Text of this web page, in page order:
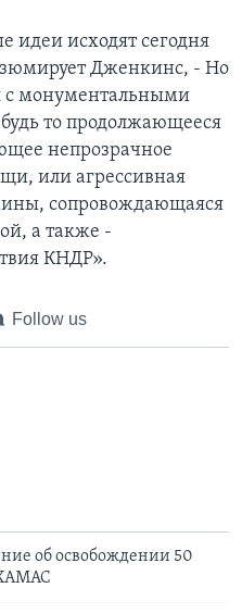
идеи исходят сегодня
Дженкинс, - Но
с монументальными
то продолжающееся
непрозрачное
или агрессивная
сопровождающаяся
а также -
КНДР».
Follow us
об освобождении 50